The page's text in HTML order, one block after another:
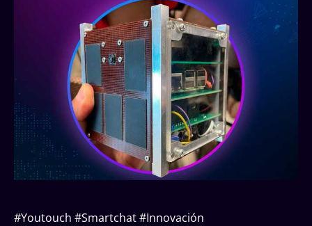
#Youtouch #Smartchat #Innovación